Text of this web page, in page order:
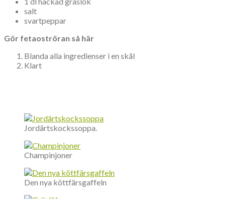
salt
svartpeppar
Gör fetaoströran så här
Blanda alla ingredienser i en skål
Klart
Jordärtskockssoppa.
Champinjoner
Den nya köttfärsgaffeln